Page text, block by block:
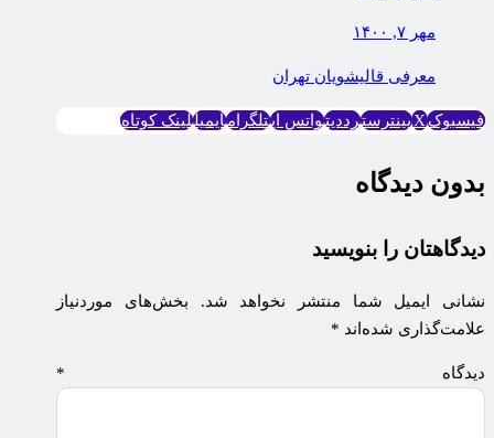
مهر ۷, ۱۴۰۰
معرفی قالیشویان تهران
فیسبوکXپینترسترددیتواتس اپتلگرامایمیللینک کوتاه
بدون دیدگاه
دیدگاهتان را بنویسید
نشانی ایمیل شما منتشر نخواهد شد.
بخش‌های موردنیاز
علامت‌گذاری شده‌اند *
دیدگاه *